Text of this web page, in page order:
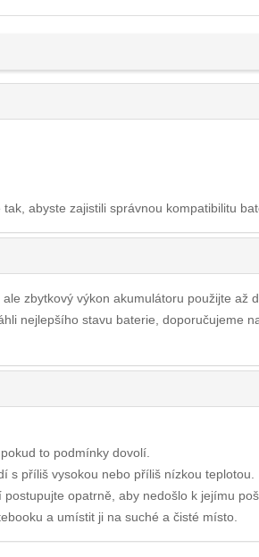
abyste zajistili správnou kompatibilitu
zbytkový výkon akumulátoru použijte až
nejlepšího stavu baterie, doporučujeme
to podmínky dovolí.
příliš vysokou nebo příliš nízkou teplotou.
opatrně, aby nedošlo k jejímu
a umístit ji na suché a čisté místo.